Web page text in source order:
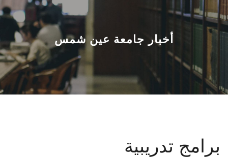
عن الجامعة
القطاعـات
الشئون الأكاديمية
البحث العلمي
أخبار جامعة عين شمس
برامج تدريبية